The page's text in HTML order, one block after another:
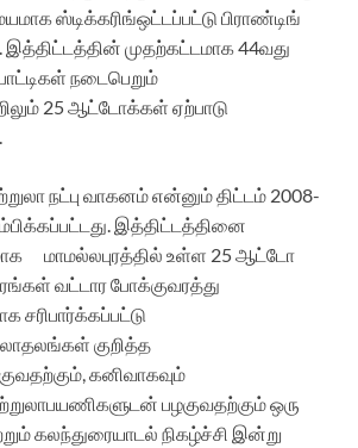
ஸ்டிக்கரிங்ஒட்டப்பட்டு பிராண்டிங்
இத்திட்டத்தின் முதற்கட்டமாக44வது
நடைபெறும்
லும் 25ஆட்டோக்கள் ஏற்பாடு
நட்பு வாகனம்என்னும்திட்டம் 2008-
இத்திட்டத்தினை
மாமல்லபுரத்தில் உள்ள 25 ஆட்டோ
வட்டாரபோக்குவரத்து
சரிபார்க்கப்பட்டு
குறித்த
கனிவாகவும்
பழகுவதற்கும்ஒரு
கலந்துரையாடல் நிகழ்ச்சி இன்று